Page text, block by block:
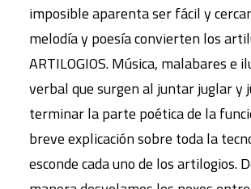
imposible aparenta ser fácil y
melodía y poesía convierten los
ARTILOGIOS. Música, malabares e
verbal que surgen al juntar juglar y
terminar la parte poética de la
breve explicación sobre toda la
esconde cada uno de los artilogios.